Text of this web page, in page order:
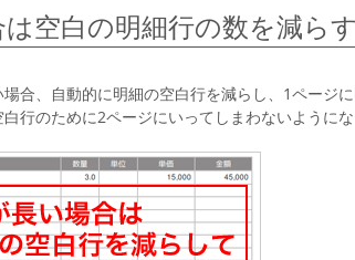
空白の明細行の数を減らす
合、自動的に明細の空白行を減らし、1ページに
行のために2ページにいってしまわないようにな